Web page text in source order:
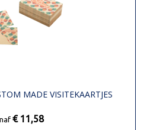
MADE VISITEKAARTJES
€ 11,58